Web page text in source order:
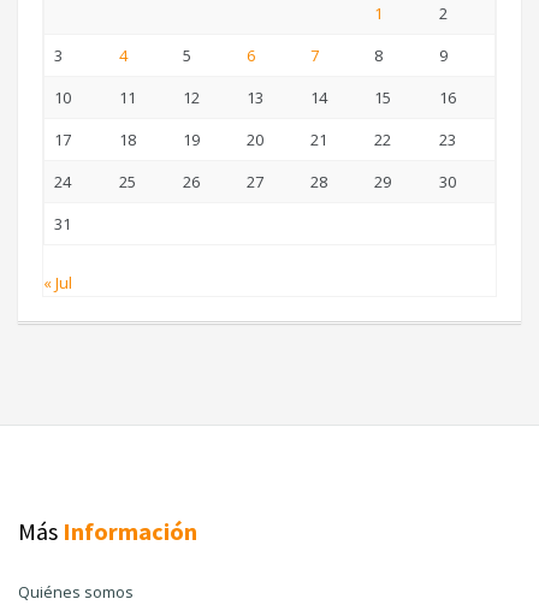
1
2
3
4 5 6 7 8
9
10
11 12 13 14 15
16
17
18 19 20 21 22
23
24
25 26 27 28 29
30
31
« Jul
Más Información
Quiénes somos